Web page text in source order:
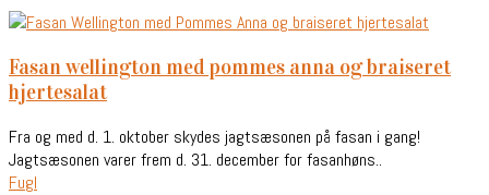
fasan wellington med pommes anna og braiseret
hjertesalat
Fra og med d. 1. oktober skydes jagtsæsonen på fasan i gang!
Jagtsæsonen varer frem d. 31. december for fasanhøns..
Fugl